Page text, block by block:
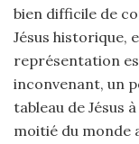
bien difficile de
Jésus historique,
représentation
inconvenant, un
tableau de Jésus
moitié du monde